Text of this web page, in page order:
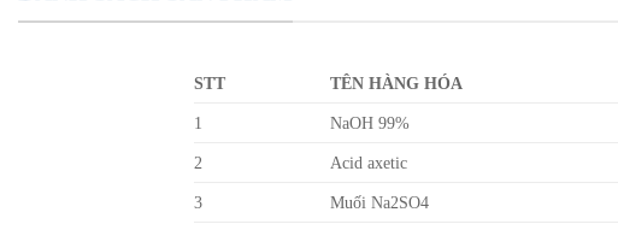
STT TÊN HÀNG HÓA
1 NaOH 99%
2 Acid axetic
3 Muối Na2SO4